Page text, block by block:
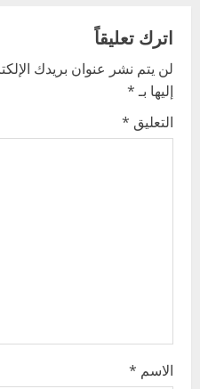
a
v
i
g
اترك تعليقاً
لن يتم نشر عنوان بريدك
إليها بـ*
التعليق *
الاسم *